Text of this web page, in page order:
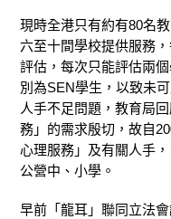
現時全港只有約有80名
六至十間學校提供服務
評估，每次只能評估兩
別為SEN學生，以致未
人手不足問題，教育局
務」的需求殷切，故自
心理服務」及有關人手
公營中、小學。
早前「龍耳」聯同立法